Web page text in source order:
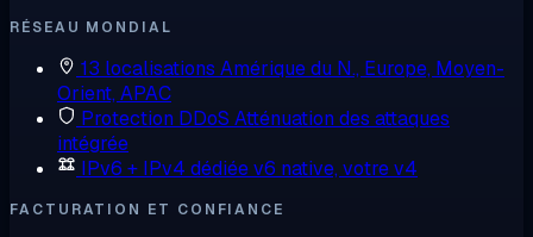
RÉSEAU MONDIAL
13 localisations Amérique du N., Europe, Moyen-
Orient, APAC
Protection DDoS Atténuation des attaques
intégrée
IPv6 + IPv4 dédiéev6 native, votre v4
FACTURATION ET CONFIANCE